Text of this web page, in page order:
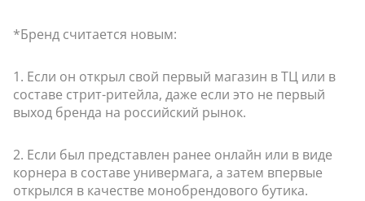
*Бренд считается новым:
1. Если он открыл свой первый магазин в ТЦ или в
составе стрит-ритейла, даже если это не первый
выход бренда на российский рынок.
2. Если был представлен ранее онлайн или в виде
корнера в составе универмага, а затем впервые
открылся в качестве монобрендового бутика.